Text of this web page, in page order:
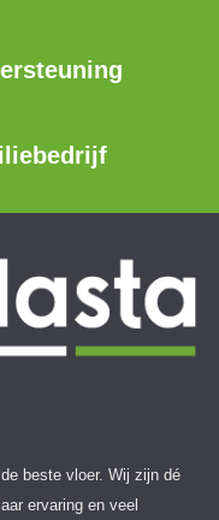
beste vloer. Wij zijn dé
ervaring en veel